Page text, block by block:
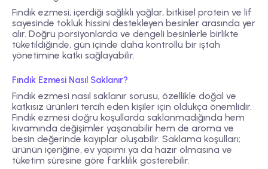
Fındık ezmesi, içerdiği sağlıklı yağlar, bitkisel protein ve lif
sayesinde tokluk hissini destekleyen besinler arasında yer
alır. Doğru porsiyonlarda ve dengeli besinlerle birlikte
tüketildiğinde, gün içinde daha kontrollü bir iştah
yönetimine katkı sağlayabilir.
Fındık Ezmesi Nasıl Saklanır?
Fındık ezmesi nasıl saklanır sorusu, özellikle doğal ve
katkısız ürünleri tercih eden kişiler için oldukça önemlidir.
Fındık ezmesi doğru koşullarda saklanmadığında hem
kıvamında değişimler yaşanabilir hem de aroma ve
besin değerinde kayıplar oluşabilir. Saklama koşulları;
ürünün içeriğine, ev yapımı ya da hazır olmasına ve
tüketim süresine göre farklılık gösterebilir.